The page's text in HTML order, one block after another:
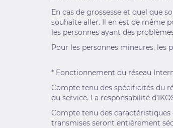
En cas de grossesse et quel que
souhaite aller. Il en est de même
les personnes ayant des
Pour les personnes mineures, les
* Fonctionnement du réseau
Compte tenu des spécificités du
du service. La responsabilité
Compte tenu des
transmises seront entièrement